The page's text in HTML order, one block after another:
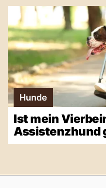
Hunde
Ist mein
Assistenzhund